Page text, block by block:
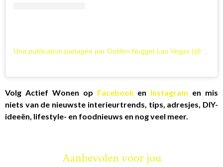
Volg Actief Wonen op Facebooken Instagram en mis
niets van de nieuwste interieurtrends, tips, adresjes, DIY-
ideeën, lifestyle- en foodnieuws en nog veel meer.
Aanbevolen voor jou